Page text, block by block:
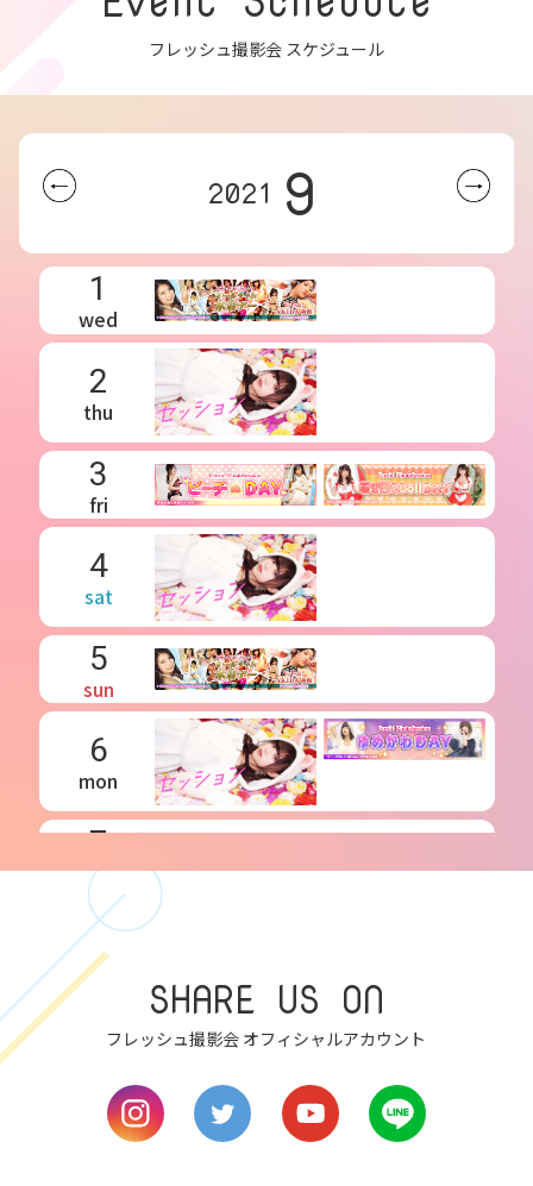
フレッシュ撮影会 スケジュール
2021 9
1
wed
2
thu
3
fri
4
sat
5
sun
6
mon
7
tue
8
wed
thu
10
SHARE US ON
フレッシュ撮影会 オフィシャルアカウント